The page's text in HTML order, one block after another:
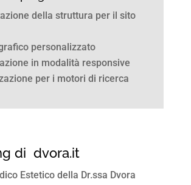
della struttura per il sito
personalizzato
in modalità responsive
per i motori di ricerca
di dvora.it
Estetico della Dr.ssa Dvora